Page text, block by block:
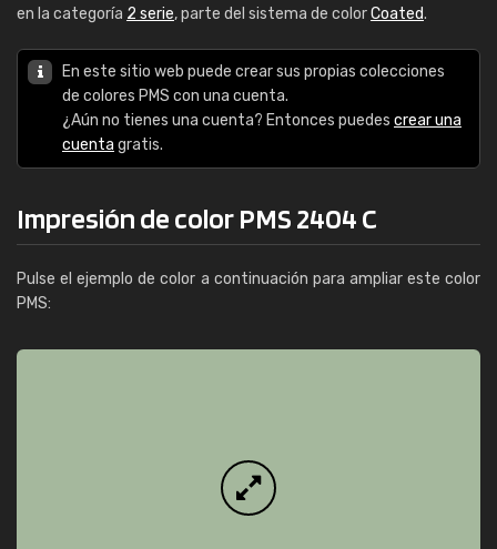
en la categoría 2 serie, parte del sistema de colorCoated.
En este sitio web puede crear sus propias colecciones
de colores PMS con una cuenta.
¿Aún no tienes una cuenta? Entonces puedes crear una
cuenta gratis.
Impresión de color PMS 2404 C
Pulse el ejemplo de color a continuación para ampliar este color
PMS: